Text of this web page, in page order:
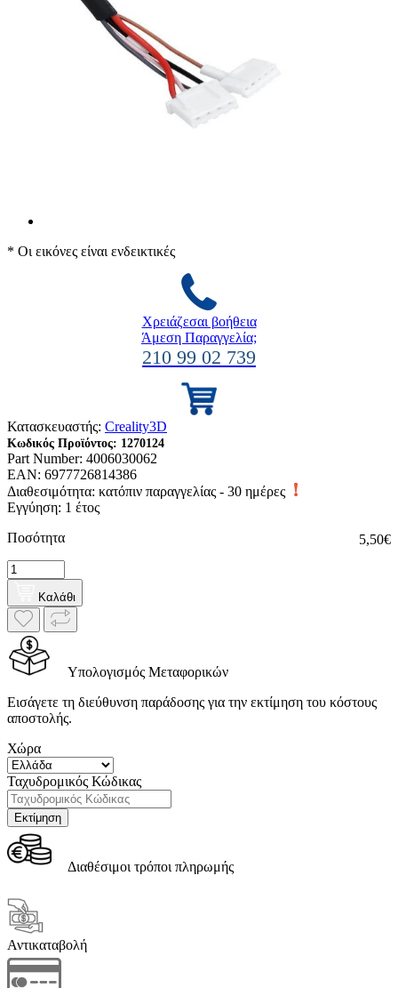
* Οι εικόνες είναι ενδεικτικές
Χρειάζεσαι βοήθεια
Άμεση Παραγγελία;
210 99 02 739
Κατασκευαστής: Creality3D
Κωδικός Προϊόντος: 1270124
Part Number: 4006030062
EAN: 6977726814386
Διαθεσιμότητα: κατόπιν παραγγελίας - 30 ημέρες
Εγγύηση: 1 έτος
5,50€
Ποσότητα
Καλάθι
Υπολογισμός Μεταφορικών
Εισάγετε τη διεύθυνση παράδοσης για την εκτίμηση του κόστους
αποστολής.
Χώρα
Ταχυδρομικός Κώδικας
Διαθέσιμοι τρόποι πληρωμής
Αντικαταβολή